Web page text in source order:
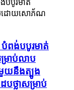
បំពង់បបូរមាត់
ាប់លាប
យនឹងត្បូង
បថ្លាសម្រាប់